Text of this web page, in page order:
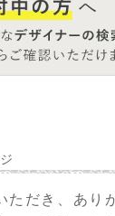
だき、あり